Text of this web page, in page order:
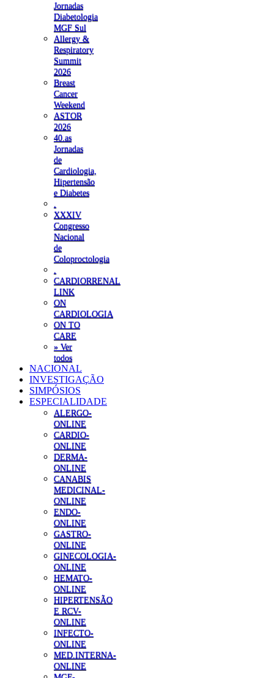
Jornadas
Diabetologia
MGF Sul
Allergy &
Respiratory
Summit
2026
Breast
Cancer
Weekend
ASTOR
2026
40.as
Jornadas
de
Cardiologia,
Hipertensão
e Diabetes
XXXIV
Congresso
Nacional
de
Coloproctologia
CARDIORRENAL
LINK
ON
CARDIOLOGIA
ON TO
CARE
» Ver
todos
NACIONAL
INVESTIGAÇÃO
SIMPÓSIOS
ESPECIALIDADE
ALERGO-
ONLINE
CARDIO-
ONLINE
DERMA-
ONLINE
CANABIS
MEDICINAL-
ONLINE
ENDO-
ONLINE
GASTRO-
ONLINE
GINECOLOGIA-
ONLINE
HEMATO-
ONLINE
HIPERTENSÃO
E RCV-
ONLINE
INFECTO-
ONLINE
MED.INTERNA-
ONLINE